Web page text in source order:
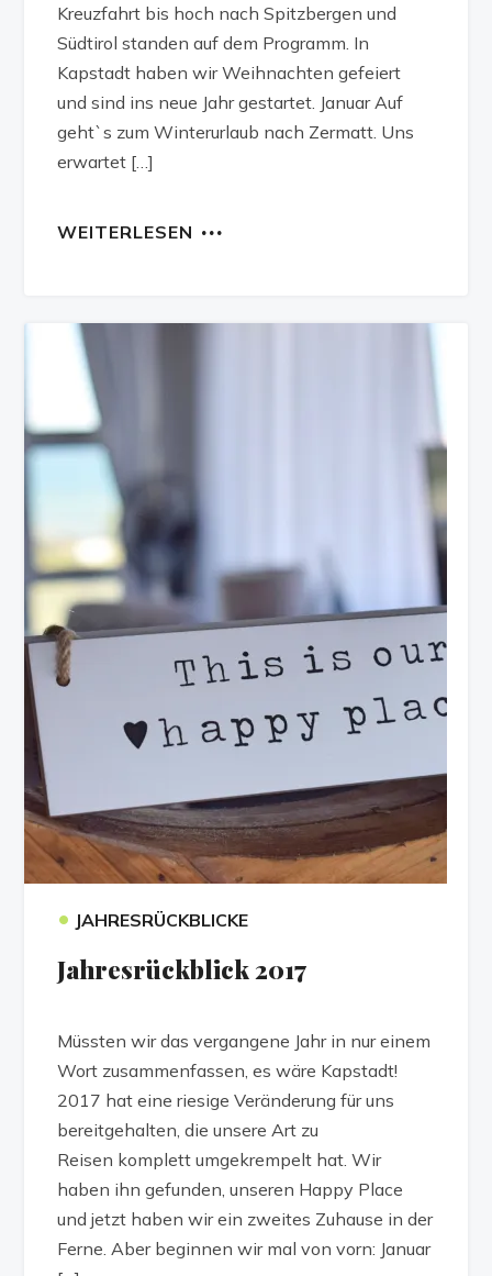
Kreuzfahrt bis hoch nach Spitzbergen und
Südtirol standen auf dem Programm. In
Kapstadt haben wir Weihnachten gefeiert
und sind ins neue Jahr gestartet. Januar Auf
geht`s zum Winterurlaub nach Zermatt. Uns
erwartet […]
WEITERLESEN
• JAHRESRÜCKBLICKE
Jahresrückblick 2017
Müssten wir das vergangene Jahr in nur einem
Wort zusammenfassen, es wäre Kapstadt!
2017 hat eine riesige Veränderung für uns
bereitgehalten, die unsere Art zu
Reisen komplett umgekrempelt hat. Wir
haben ihn gefunden, unseren Happy Place
und jetzt haben wir ein zweites Zuhause in der
Ferne. Aber beginnen wir mal von vorn: Januar